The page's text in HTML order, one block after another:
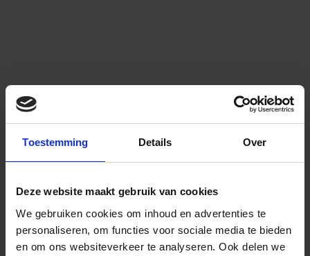
Toestemming Details Over
Deze website maakt gebruik van cookies
We gebruiken cookies om inhoud en advertenties te
personaliseren, om functies voor sociale media te bieden
en om ons websiteverkeer te analyseren. Ook delen we